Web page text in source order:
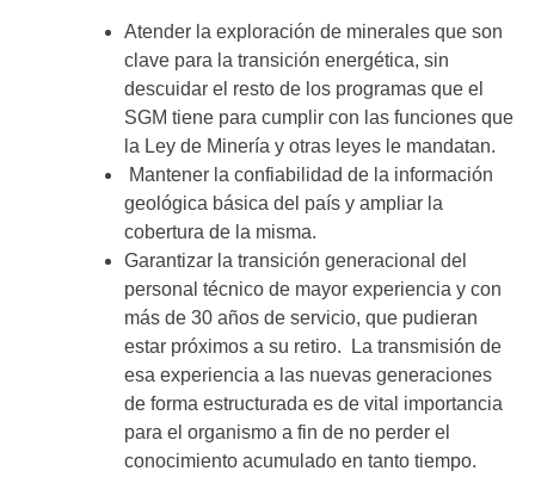
Atender la exploración de minerales que son
clave para la transición energética, sin
descuidar el resto de los programas que el
SGM tiene para cumplir con las funciones que
la Ley de Minería y otras leyes le mandatan.
Mantener la confiabilidad de la información
geológica básica del país y ampliar la
cobertura de la misma.
Garantizar la transición generacional del
personal técnico de mayor experiencia y con
más de 30 años de servicio, que pudieran
estar próximos a su retiro. La transmisión de
esa experiencia a las nuevas generaciones
de forma estructurada es de vital importancia
para el organismo a fin de no perder el
conocimiento acumulado en tanto tiempo.